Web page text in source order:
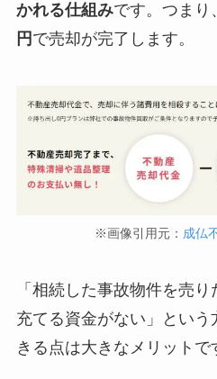
かれる仕組みです。つまり、
円 で売却が完了します。
※画像引用元： 成仏
「相続した事故物件を売
充てる資金がない」とい
きる点は大きなメリットで